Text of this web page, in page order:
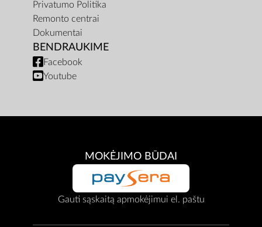
Privatumo Politika
Remonto centrai
Dokumentai
BENDRAUKIME
Facebook
Youtube
MOKĖJIMO BŪDAI
Gauti sąskaitą apmokėjimui el. paštu